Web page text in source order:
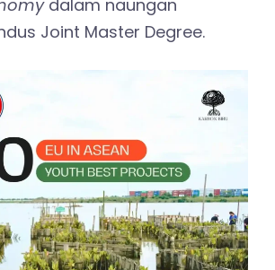
dalam naungan
Joint Master Degree.